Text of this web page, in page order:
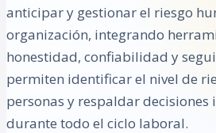
anticipar y gestionar el riesgo
organización, integrando
honestidad, confiabilidad y
permiten identificar el nivel de
personas y respaldar decisiones
durante todo el ciclo laboral.